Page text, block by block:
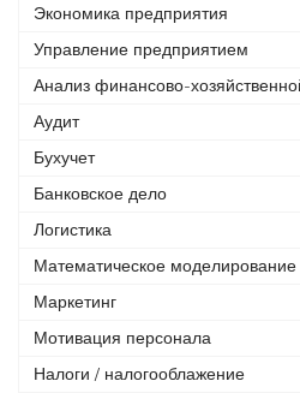
Экономика предприятия
Управление предприятием
Анализ финансово-
Аудит
Бухучет
Банковское дело
Логистика
Математическое моделирование
Маркетинг
Мотивация персонала
Налоги / налогооблажение